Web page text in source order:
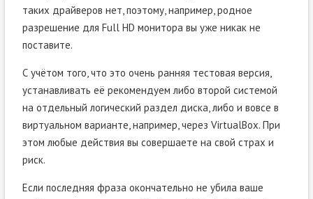
таких драйверов нет, поэтому, например, родное
разрешение для Full HD монитора вы уже никак не
поставите.
С учётом того, что это очень ранняя тестовая версия,
устанавливать её рекомендуем либо второй системой
на отдельный логический раздел диска, либо и вовсе в
виртуальном варианте, например, через VirtualBox. При
этом любые действия вы совершаете на свой страх и
риск.
Если последняя фраза окончательно не убила ваше